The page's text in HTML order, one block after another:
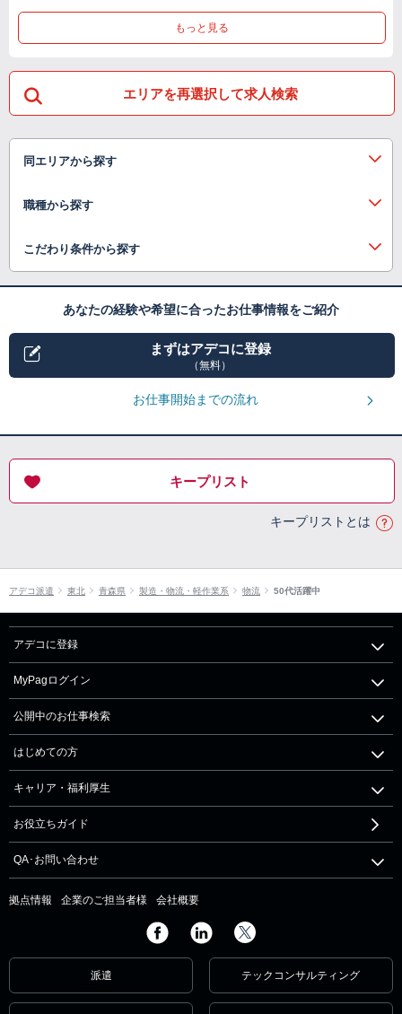
もっと見る
エリアを再選択して求人検索
同エリアから探す
職種から探す
こだわり条件から探す
あなたの経験や希望に合ったお仕事情報をご紹介
まずはアデコに登録
（無料）
お仕事開始までの流れ
キープリスト
キープリストとは
アデコ派遣 東北 青森県 製造・物流・軽作業系 物流 50代活躍中
アデコに登録
MyPagログイン
公開中のお仕事検索
はじめての方
キャリア・福利厚生
お役立ちガイド
QA･お問い合わせ
拠点情報 企業のご担当者様 会社概要
派遣 テックコンサルティング